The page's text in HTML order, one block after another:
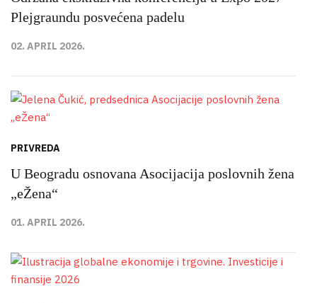
Plejgraundu posvećena padelu
02. APRIL 2026.
PRIVREDA
U Beogradu osnovana Asocijacija poslovnih žena
„eŽena“
01. APRIL 2026.